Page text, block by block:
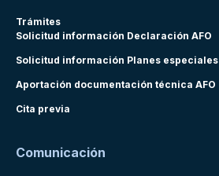
Trámites
Solicitud información Declaración AFO
Solicitud información Planes especiales
Aportación documentación técnica AFO
Cita previa
Comunicación